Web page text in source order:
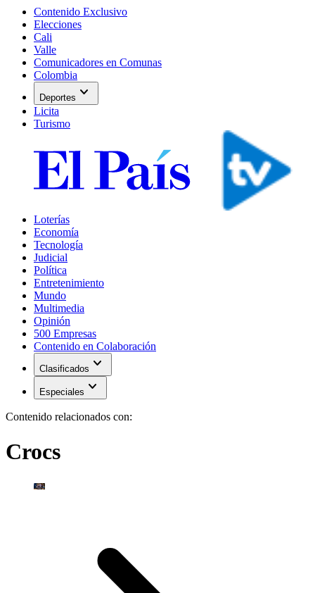
Contenido Exclusivo
Elecciones
Cali
Valle
Comunicadores en Comunas
Colombia
Deportes expand_more
Licita
Turismo
Loterías
Economía
Tecnología
Judicial
Política
Entretenimiento
Mundo
Multimedia
Opinión
500 Empresas
Contenido en Colaboración
Clasificados expand_more
Especiales expand_more
Contenido relacionados con:
Crocs